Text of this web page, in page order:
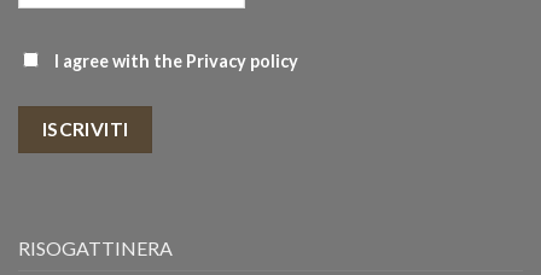
I agree with the Privacy policy
ISCRIVITI
RISOGATTINERA